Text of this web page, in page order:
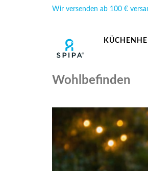
Wir versenden ab 100 €
Wohlbefinden